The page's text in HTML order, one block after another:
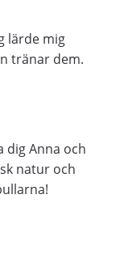
lärde mig
tränar dem.
dig Anna och
natur och